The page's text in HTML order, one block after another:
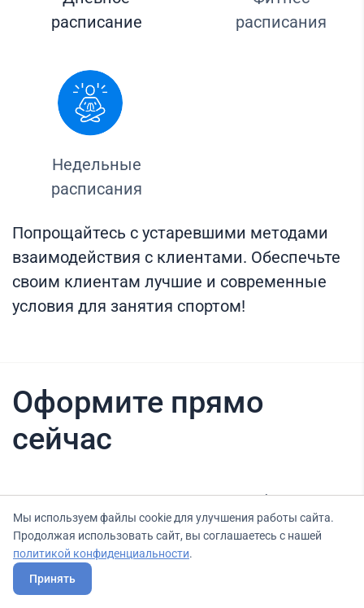
расписание
расписания
Недельные
расписания
Попрощайтесь с устаревшими методами
взаимодействия с клиентами. Обеспечьте
своим клиентам лучшие и современные
условия для занятия спортом!
Оформите прямо
сейчас
Нашли вариант выгоднее? Сообщите нам
об этом, и мы подберем для Вас выгодные
условия.
Мы используем файлы cookie для улучшения работы сайта.
Продолжая использовать сайт, вы соглашаетесь с нашей
политикой конфиденциальности.
Принять